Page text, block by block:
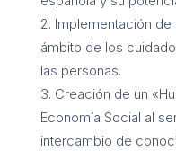
Implementación
ámbito de los
las personas.
Creación de un
Economía Social al
intercambio de